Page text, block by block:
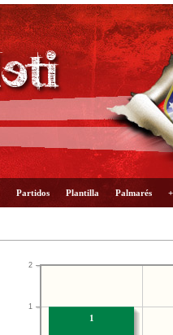
Partidos Plantilla Palmarés
1
2
1